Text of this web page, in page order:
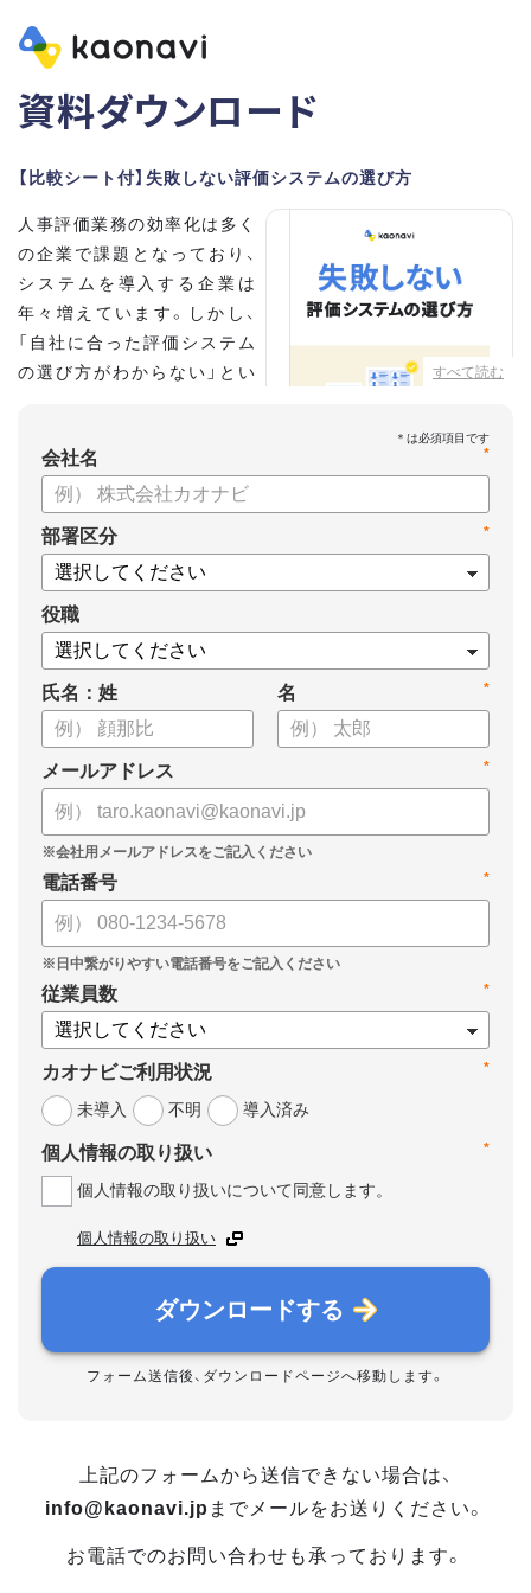
資料ダウンロード
【比較シート付】失敗しない評価システムの選び方
すべて読む
人事評価業務の効率化は多く
の企業で課題となっており、
システムを導入する企業は
年々増えています。しかし、
「自社に合った評価システム
の選び方がわからない」とい
こちらの資料では、
・人事評価システムが必要な企業の特徴
・導入検討に必要な3つの視点
・7つの選定ポイント
についてまとめましたので、ぜひお役立てください。
*
会社名
*
部署区分
役職
氏名：姓 *
名
*
メールアドレス
*
電話番号
*
従業員数
*
カオナビご利用状況
未導入
不明 導入済み
*
個人情報の取り扱い
個人情報の取り扱いについて同意します。
個人情報の取り扱い
ダウンロードする
フォーム送信後、ダウンロードページへ移動します。
上記のフォームから送信できない場合は、
info@kaonavi.jp までメールをお送りください。
お電話でのお問い合わせも承っております。